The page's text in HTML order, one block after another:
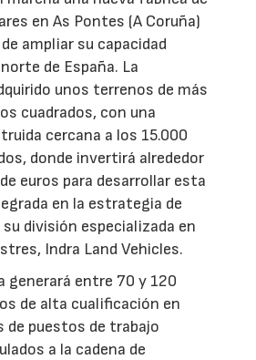
en As Pontes (A Coruña)
ampliar su capacidad
de España. La
unos terrenos de más
cuadrados, con una
cercana a los 15.000
donde invertirá alrededor
euros para desarrollar esta
en la estrategia de
división especializada en
Indra Land Vehicles.
generará entre 70 y 120
de alta cualificación en
de puestos de trabajo
a la cadena de